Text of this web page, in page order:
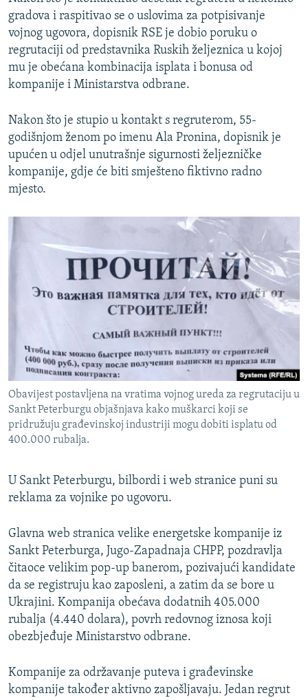
gradova i raspitivao se o uslovima za potpisivanje
vojnog ugovora, dopisnik RSE je dobio poruku o
regrutaciji od predstavnika Ruskih željeznica u kojoj
mu je obećana kombinacija isplata i bonusa od
kompanije i Ministarstva odbrane.
Nakon što je stupio u kontakt s regruterom, 55-
godišnjom ženom po imenu Ala Pronina, dopisnik je
upućen u odjel unutrašnje sigurnosti željezničke
kompanije, gdje će biti smješteno fiktivno radno
mjesto.
Obavijest postavljena na vratima vojnog ureda za regrutaciju u
Sankt Peterburgu objašnjava kako muškarci koji se
pridružuju građevinskoj industriji mogu dobiti isplatu od
400.000 rubalja.
U Sankt Peterburgu, bilbordi i web stranice puni su
reklama za vojnike po ugovoru.
Glavna web stranica velike energetske kompanije iz
Sankt Peterburga, Jugo-Zapadnaja CHPP, pozdravlja
čitaoce velikim pop-up banerom, pozivajući kandidate
da se registruju kao zaposleni, a zatim da se bore u
Ukrajini. Kompanija obećava dodatnih 405.000
rubalja (4.440 dolara), povrh redovnog iznosa koji
obezbjeđuje Ministarstvo odbrane.
Kompanije za održavanje puteva i građevinske
kompanije također aktivno zapošljavaju. Jedan regrut